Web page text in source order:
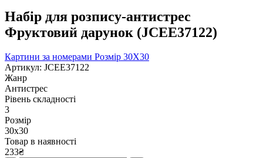
Набір для розпису-антистрес
Фруктовий дарунок (JCEE37122)
Картини за номерами Розмір 30Х30
Артикул: JCEE37122
Жанр
Антистрес
Рівень складності
3
Розмір
30х30
Товар в наявності
233₴